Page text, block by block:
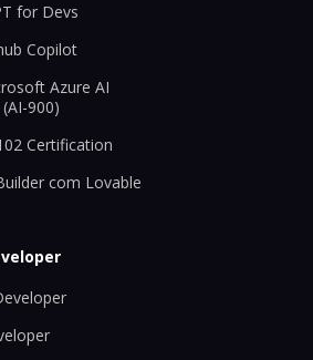
for Devs
Copilot
Azure AI
900)
Certification
com Lovable